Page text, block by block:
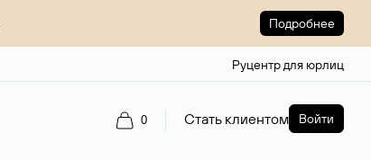
Подробнее
Руцентр для юрлиц
0 Стать клиентом Войти